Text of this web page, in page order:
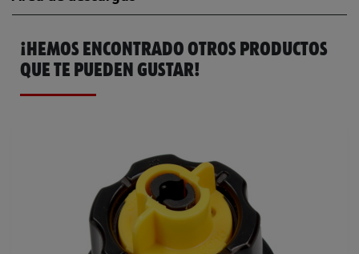
Material 100 % de polipropileno
Anchura 28 mm
Color
55 mm
Catálogo General 0519199012
Ficha Técnica
¡HEMOS ENCONTRADO OTROS PRODUCTOS
QUE TE PUEDEN GUSTAR!